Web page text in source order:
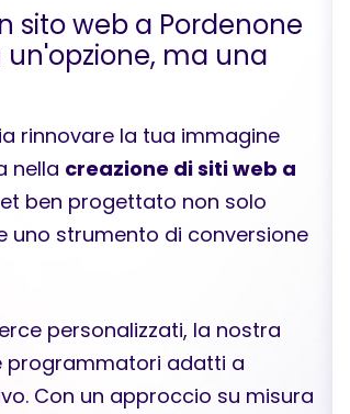
sito web a Pordenone
ma una
rinnovare la tua immagine
nella creazione di siti web a
ben progettato non solo
uno strumento di conversione
personalizzati, la nostra
programmatori adatti a
Con un approccio su misura